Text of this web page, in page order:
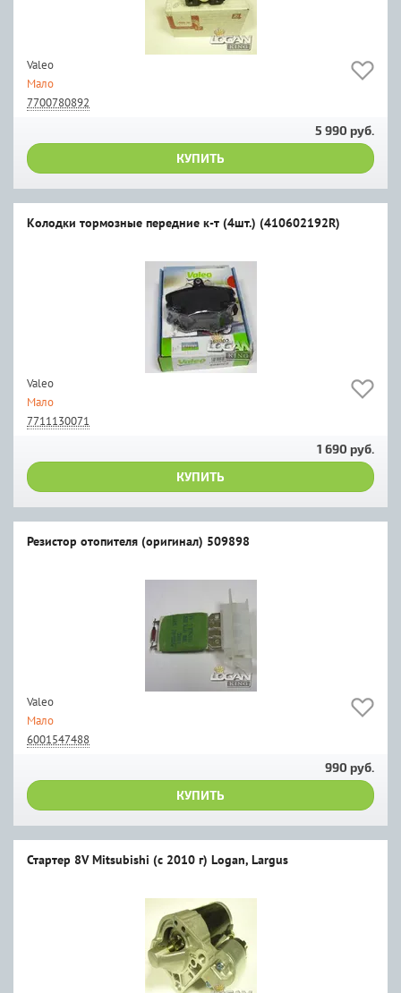
Valeo
Мало
7700780892
5 990 руб.
КУПИТЬ
Колодки тормозные передние к-т (4шт.) (410602192R)
Valeo
Мало
7711130071
1 690 руб.
КУПИТЬ
Резистор отопителя (оригинал) 509898
Valeo
Мало
6001547488
990 руб.
КУПИТЬ
Стартер 8V Mitsubishi (с 2010 г) Logan, Largus